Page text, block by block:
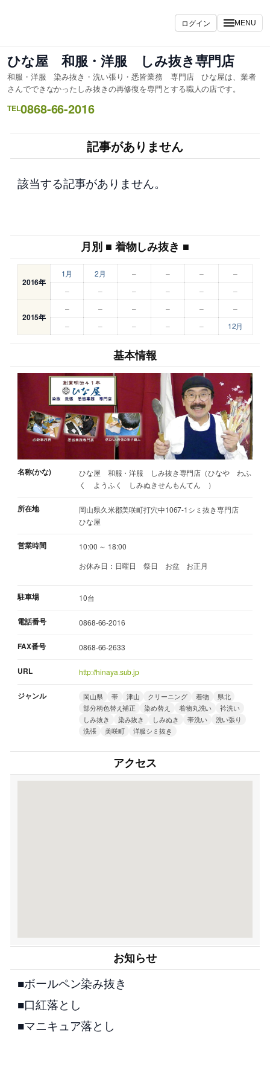
キ
ッ
プ
ログイン MENU
ひな屋 和服・洋服 しみ抜き専門店
和服・洋服 染み抜き・洗い張り・悉皆業務 専門店 ひな屋は、業者
さんでできなかったしみ抜きの再修復を専門とする職人の店です。
TEL0868-66-2016
記事がありません
該当する記事がありません。
月別 ■ 着物しみ抜き ■
2016年
1月 2月 – – –
–
–
– – – – –
2015年
– – – – –
–
–
– – – – 12月
基本情報
名称(かな)
ひな屋 和服・洋服 しみ抜き専門店（ひなや わふ
く ようふく しみぬきせんもんてん ）
所在地
岡山県久米郡美咲町打穴中1067-1シミ抜き専門店
ひな屋
営業時間
10:00 ～ 18:00
お休み日：日曜日 祭日 お盆 お正月
駐車場 10台
電話番号 0868-66-2016
FAX番号 0868-66-2633
URL http://hinaya.sub.jp
ジャンル 岡山県 帯 津山 クリーニング 着物
県北
部分柄色替え補正
染め替え 着物丸洗い
衿洗い
しみ抜き
染み抜き しみぬき 帯洗い
洗い張り
洗張
美咲町 洋服シミ抜き
アクセス
お知らせ
■ボールペン染み抜き
■口紅落とし
■マニキュア落とし